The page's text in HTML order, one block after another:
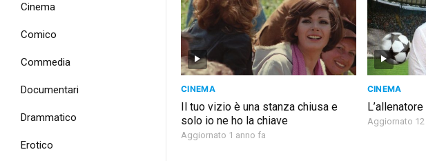
Cinema
Comico
Commedia
Documentari
Drammatico
Erotico
CINEMA
Il tuo vizio è una stanza chiusa e
solo io ne ho la chiave
Aggiornato 1 anno fa
CINEMA
Aggiornato